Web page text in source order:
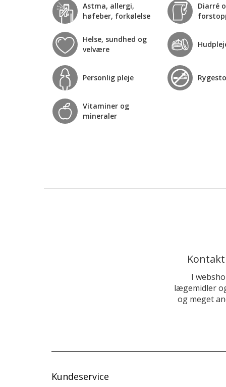
Astma, allergi,
høfeber, forkølelse
Diarré
Helse, sundhed og
velvære
Personlig pleje
Vitaminer og
mineraler
I
lægemidler
og meget
Kundeservice